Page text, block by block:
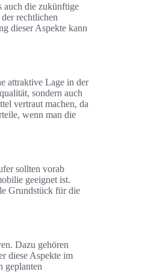
auch die zukünftige
rechtlichen
dieser Aspekte kann
attraktive Lage in der
sondern auch
vertraut machen, da
wenn man die
sollten vorab
geeignet ist.
Grundstück für die
Dazu gehören
diese Aspekte im
geplanten